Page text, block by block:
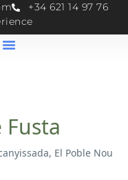
+34 621 14 97 76
Fusta
El Poble Nou